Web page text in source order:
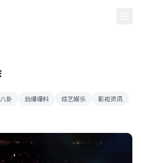
卦 劲爆爆料 综艺娱乐
影视资讯